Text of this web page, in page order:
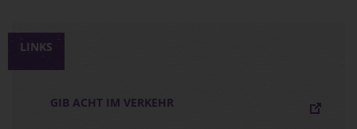
LINKS
GIB ACHT IM VERKEHR